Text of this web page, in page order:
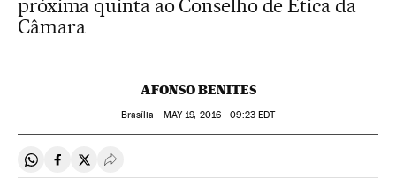
próxima quinta ao Conselho de Ética da
Câmara
AFONSO BENITES
Brasília - MAY19, 2016 - 09:23EDT
Compartir en Whatsapp
Compartir en Facebook
Compartir en Twitter
Desplegar Redes Sociales